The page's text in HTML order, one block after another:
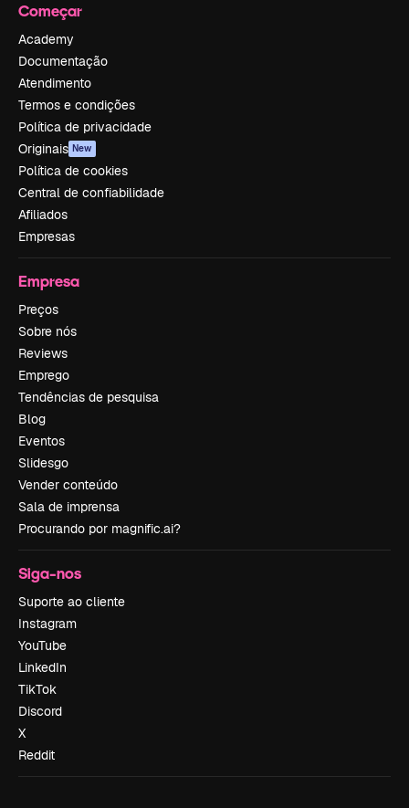
Começar
Academy
Documentação
Atendimento
Termos e condições
Política de privacidade
Originais New
Política de cookies
Central de confiabilidade
Afiliados
Empresas
Empresa
Preços
Sobre nós
Reviews
Emprego
Tendências de pesquisa
Blog
Eventos
Slidesgo
Vender conteúdo
Sala de imprensa
Procurando por magnific.ai?
Siga-nos
Suporte ao cliente
Instagram
YouTube
LinkedIn
TikTok
Discord
X
Reddit